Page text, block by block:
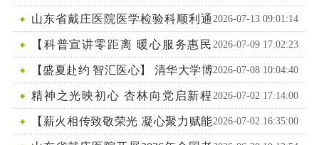
导】山东省戴庄医院开展门诊心理健康系列科普活动
2026-07-13 09:01:14
山东省戴庄医院医学检验科顺利通
过CNAS ISO15189监督评审 2026-07-09 17:02:23
【科普宣讲零距离 暖心服务惠民
生】 山东省戴庄医院门诊心理健康系列科普活动开讲
啦！
2026-07-08 10:04:40
【盛夏赴约 智汇医心】 清华大学博
士进驻山东省戴庄医院开启六周社会实践2026-07-02 17:14:00
精神之光映初心 杏林向党启新程
——山东省戴庄医院庆祝建党105周年系列活动纪实
2026-07-02 16:35:00
【薪火相传致敬荣光 凝心聚力赋能